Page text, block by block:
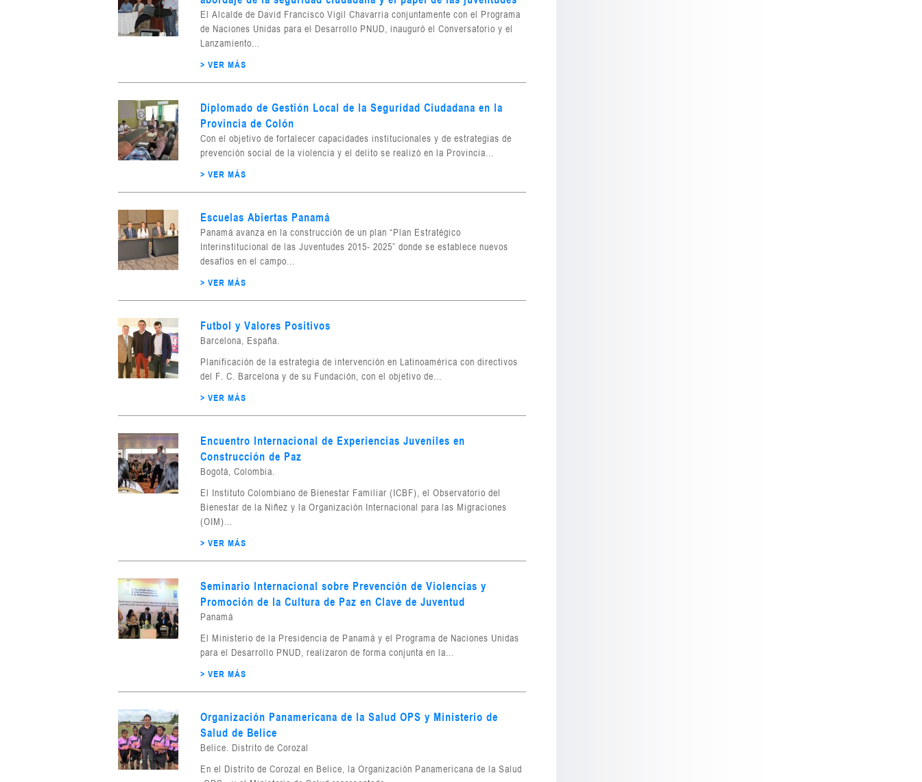
El Alcalde de David Francisco Vigil Chavarria conjuntamente con el Programa
de Naciones Unidas para el Desarrollo PNUD, inauguró el Conversatorio y el
Lanzamiento...
> VER MÁS
Diplomado de Gestión Local de la Seguridad Ciudadana en la
Provincia de Colón
Con el objetivo de fortalecer capacidades institucionales y de estrategias de
prevención social de la violencia y el delito se realizó en la Provincia...
> VER MÁS
Escuelas Abiertas Panamá
Panamá avanza en la construcción de un plan “Plan Estratégico
Interinstitucional de las Juventudes 2015- 2025” donde se establece nuevos
desafíos en el campo...
> VER MÁS
Futbol y Valores Positivos
Barcelona, España.
Planificación de la estrategia de intervención en Latinoamérica con directivos
del F. C. Barcelona y de su Fundación, con el objetivo de...
> VER MÁS
Encuentro Internacional de Experiencias Juveniles en
Construcción de Paz
Bogotá, Colombia.
El Instituto Colombiano de Bienestar Familiar (ICBF), el Observatorio del
Bienestar de la Niñez y la Organización Internacional para las Migraciones
(OIM)...
> VER MÁS
Seminario Internacional sobre Prevención de Violencias y
Promoción de la Cultura de Paz en Clave de Juventud
Panamá
El Ministerio de la Presidencia de Panamá y el Programa de Naciones Unidas
para el Desarrollo PNUD, realizaron de forma conjunta en la...
> VER MÁS
Organización Panamericana de la Salud OPS y Ministerio de
Salud de Belice
Belice. Distrito de Corozal
En el Distrito de Corozal en Belice, la Organización Panamericana de la Salud